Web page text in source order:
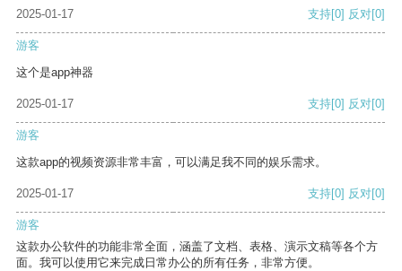
2025-01-17 支持[0] 反对[0]
游客
这个是app神器
2025-01-17 支持[0] 反对[0]
游客
这款app的视频资源非常丰富，可以满足我不同的娱乐需求。
2025-01-17 支持[0] 反对[0]
游客
这款办公软件的功能非常全面，涵盖了文档、表格、演示文稿等各个方
面。我可以使用它来完成日常办公的所有任务，非常方便。